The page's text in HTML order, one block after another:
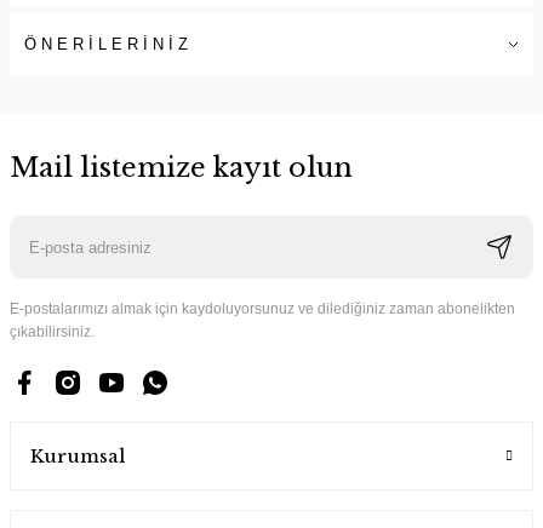
ÖNERİLERİNİZ
Mail listemize kayıt olun
E-postalarımızı almak için kaydoluyorsunuz ve dilediğiniz zaman abonelikten
çıkabilirsiniz.
Kurumsal